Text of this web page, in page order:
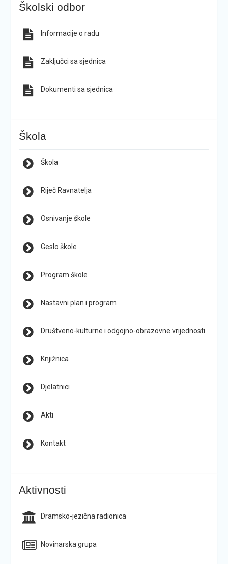
Školski odbor
Informacije o radu
Zaključci sa sjednica
Dokumenti sa sjednica
Škola
Škola
Riječ Ravnatelja
Osnivanje škole
Geslo škole
Program škole
Nastavni plan i program
Društveno-kulturne i odgojno-obrazovne vrijednosti
Knjižnica
Djelatnici
Akti
Kontakt
Aktivnosti
Dramsko-jezična radionica
Novinarska grupa